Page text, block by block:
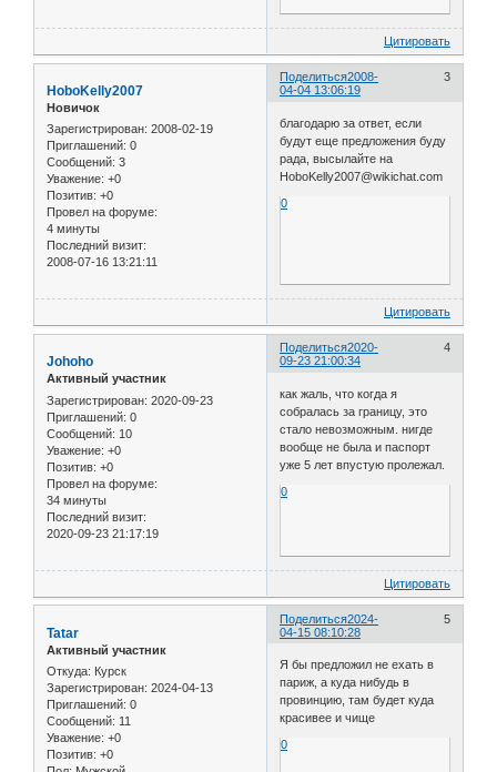
Цитировать
Поделиться 3
2008-
04-04 13:06:19
HoboKelly2007
Новичок
Зарегистрирован: 2008-02-19
Приглашений: 0
Сообщений: 3
Уважение: +0
Позитив: +0
Провел на форуме:
4 минуты
Последний визит:
2008-07-16 13:21:11
благодарю за ответ, если
будут еще предложения буду
рада, высылайте на
HoboKelly2007@wikichat.com
0
Цитировать
Поделиться 4
2020-
09-23 21:00:34
Johoho
Активный участник
Зарегистрирован: 2020-09-23
Приглашений: 0
Сообщений: 10
Уважение: +0
Позитив: +0
Провел на форуме:
34 минуты
Последний визит:
2020-09-23 21:17:19
как жаль, что когда я
собралась за границу, это
стало невозможным. нигде
вообще не была и паспорт
уже 5 лет впустую пролежал.
0
Цитировать
Поделиться 5
2024-
04-15 08:10:28
Tatar
Активный участник
Откуда: Курск
Зарегистрирован: 2024-04-13
Приглашений: 0
Сообщений: 11
Уважение: +0
Позитив: +0
Я бы предложил не ехать в
париж, а куда нибудь в
провинцию, там будет куда
красивее и чище
0